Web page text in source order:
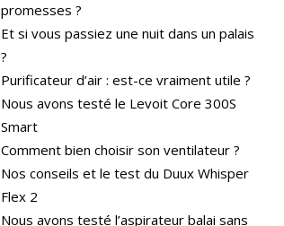
promesses ?
Et si vous passiez une nuit dans un palais
?
Purificateur d’air : est-ce vraiment utile ?
Nous avons testé le Levoit Core 300S
Smart
Comment bien choisir son ventilateur ?
Nos conseils et le test du Duux Whisper
Flex 2
Nous avons testé l’aspirateur balai sans